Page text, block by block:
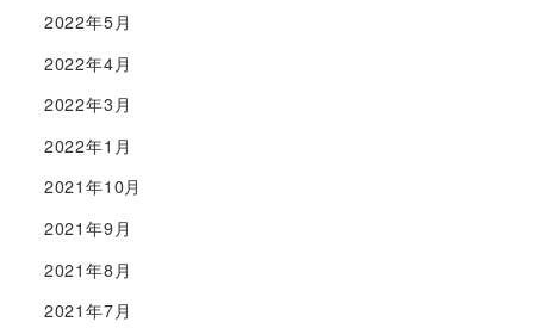
2022年5月
2022年4月
2022年3月
2022年1月
2021年10月
2021年9月
2021年8月
2021年7月